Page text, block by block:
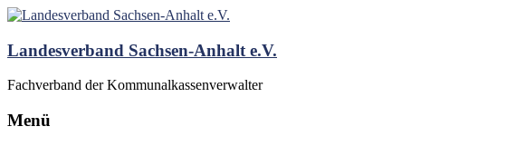
Landesverband Sachsen-Anhalt e.V.
Fachverband der Kommunalkassenverwalter
Menü